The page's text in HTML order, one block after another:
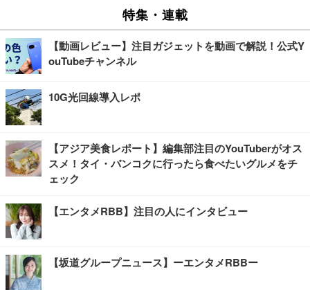
特集・連載
【動画レビュー】注目ガジェットを動画で解説！公式Y
ouTubeチャンネル
10G光回線導入レポ
【アジア美食レポート】編集部注目のYouTuberがオス
スメ！タイ・バンコクに行ったら食べたいグルメをチ
ェック
【エンタメRBB】注目の人にインタビュー
【坂道グループニュース】ーエンタメRBBー